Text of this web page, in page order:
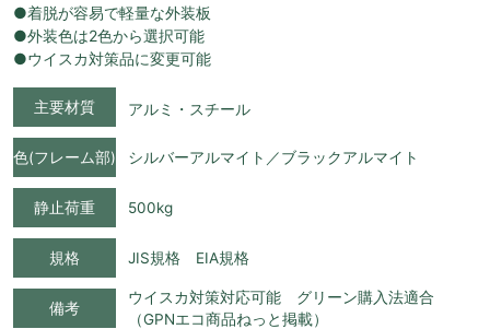
●着脱が容易で軽量な外装板
●外装色は2色から選択可能
●ウイスカ対策品に変更可能
主要材質 アルミ・スチール
色(フレーム部) シルバーアルマイト／ブラックアルマイト
静止荷重 500kg
規格 JIS規格 EIA規格
備考
ウイスカ対策対応可能 グリーン購入法適合
（GPNエコ商品ねっと掲載）